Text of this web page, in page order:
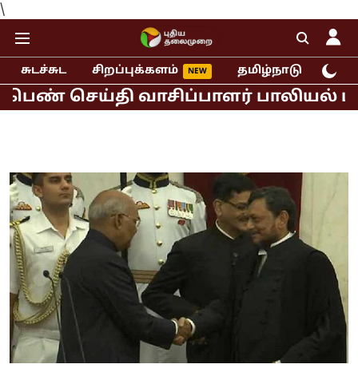
\
சுடச்சுட சிறப்புக்களம் தமிழ்நாடு
வாசிப்பாளர் பாலியல் புகார்!